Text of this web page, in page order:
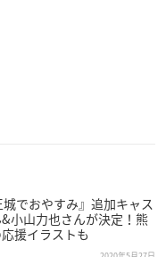
でおやすみ』追加キャス
小山力也さんが決定！熊
援イラストも